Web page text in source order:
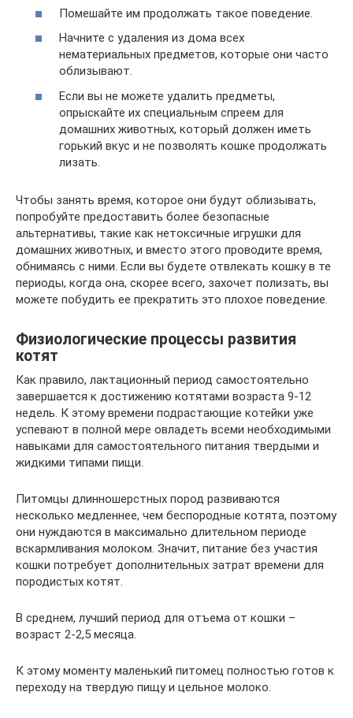
Помешайте им продолжать такое поведение.
Начните с удаления из дома всех
нематериальных предметов, которые они часто
облизывают.
Если вы не можете удалить предметы,
опрыскайте их специальным спреем для
домашних животных, который должен иметь
горький вкус и не позволять кошке продолжать
лизать.
Чтобы занять время, которое они будут облизывать,
попробуйте предоставить более безопасные
альтернативы, такие как нетоксичные игрушки для
домашних животных, и вместо этого проводите время,
обнимаясь с ними. Если вы будете отвлекать кошку в те
периоды, когда она, скорее всего, захочет полизать, вы
можете побудить ее прекратить это плохое поведение.
Физиологические процессы развития
котят
Как правило, лактационный период самостоятельно
завершается к достижению котятами возраста 9-12
недель. К этому времени подрастающие котейки уже
успевают в полной мере овладеть всеми необходимыми
навыками для самостоятельного питания твердыми и
жидкими типами пищи.
Питомцы длинношерстных пород развиваются
несколько медленнее, чем беспородные котята, поэтому
они нуждаются в максимально длительном периоде
вскармливания молоком. Значит, питание без участия
кошки потребует дополнительных затрат времени для
породистых котят.
В среднем, лучший период для отъема от кошки –
возраст 2-2,5 месяца.
К этому моменту маленький питомец полностью готов к
переходу на твердую пищу и цельное молоко.